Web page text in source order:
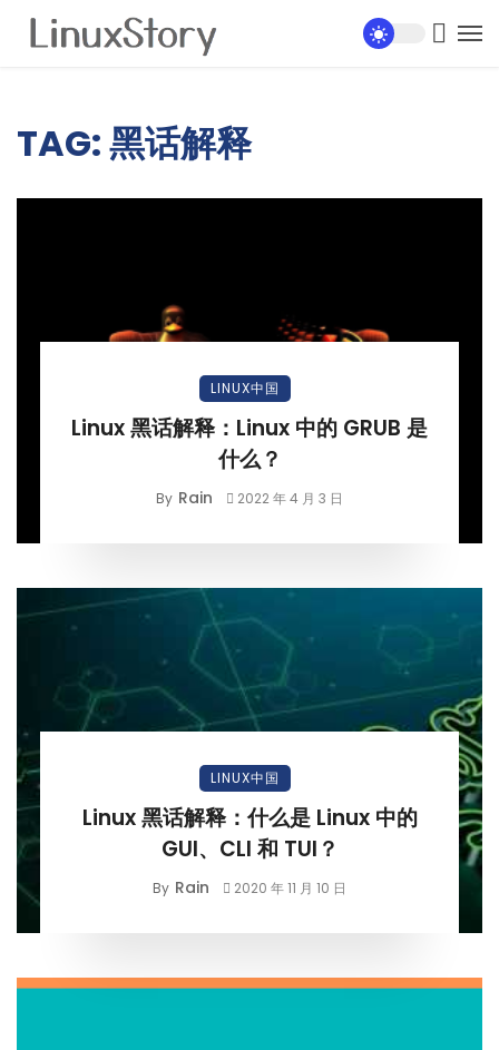
TAG: 黑话解释
LINUX中国
Linux 黑话解释：Linux 中的 GRUB 是
什么？
By Rain 2022 年 4 月 3 日
LINUX中国
Linux 黑话解释：什么是 Linux 中的
GUI、CLI 和 TUI？
By Rain 2020 年 11 月 10 日